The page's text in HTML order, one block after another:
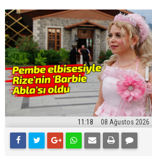
11:18 08 Ağustos 2026